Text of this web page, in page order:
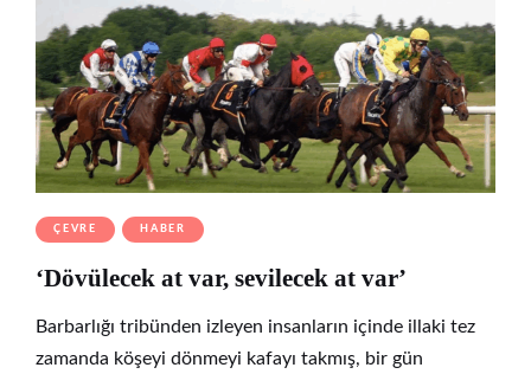
ÇEVRE HABER
‘Dövülecek at var, sevilecek at var’
Barbarlığı tribünden izleyen insanların içinde illaki tez
zamanda köşeyi dönmeyi kafayı takmış, bir gün